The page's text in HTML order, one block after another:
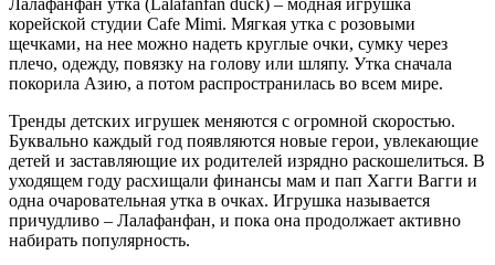
Лалафанфан утка (Lalafanfan duck) – модная игрушка
корейской студии Cafe Mimi. Мягкая утка с розовыми
щечками, на нее можно надеть круглые очки, сумку через
плечо, одежду, повязку на голову или шляпу. Утка сначала
покорила Азию, а потом распространилась во всем мире.
Тренды детских игрушек меняются с огромной скоростью.
Буквально каждый год появляются новые герои, увлекающие
детей и заставляющие их родителей изрядно раскошелиться. В
уходящем году расхищали финансы мам и пап Хагги Вагги и
одна очаровательная утка в очках. Игрушка называется
причудливо – Лалафанфан, и пока она продолжает активно
набирать популярность.